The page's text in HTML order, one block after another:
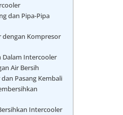
dan Pipa-Pipa
dengan Kompresor
Dalam Intercooler
Air Bersih
Pasang Kembali
Intercooler